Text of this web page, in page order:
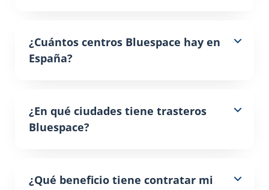
¿Cuántos centros Bluespace hay en
España?
¿En qué ciudades tiene trasteros
Bluespace?
¿Qué beneficio tiene contratar mi